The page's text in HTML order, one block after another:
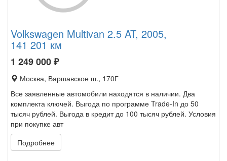
Volkswagen Multivan 2.5 AT, 2005,
141 201 км
1 249 000₽
Москва, Варшавское ш., 170Г
Все заявленные автомобили находятся в наличии. Два
комплекта ключей. Выгода по программе Trade-In до 50
тысяч рублей. Выгода в кредит до 100 тысяч рублей. Условия
при покупке авт
Подробнее